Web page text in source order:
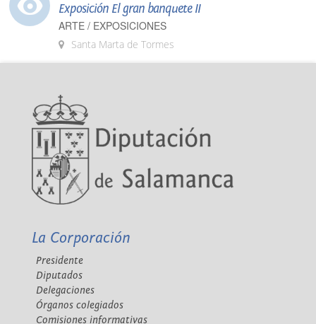
Exposición El gran banquete II
ARTE / EXPOSICIONES
Santa Marta de Tormes
La Corporación
Presidente
Diputados
Delegaciones
Órganos colegiados
Comisiones informativas